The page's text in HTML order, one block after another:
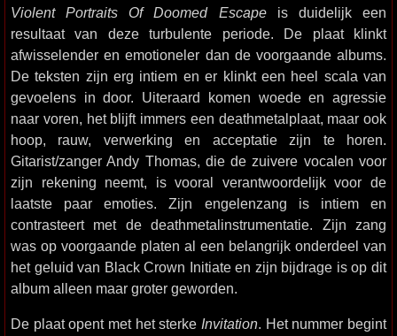
Violent Portraits Of Doomed Escapeis duidelijk een
resultaat van deze turbulente periode. De plaat klinkt
afwisselender en emotioneler dan de voorgaande albums.
De teksten zijn erg intiem en er klinkt een heel scala van
gevoelens in door. Uiteraard komen woede en agressie
naar voren, het blijft immers een deathmetalplaat, maar ook
hoop, rauw, verwerking en acceptatie zijn te horen.
Gitarist/zanger Andy Thomas, die de zuivere vocalen voor
zijn rekening neemt, is vooral verantwoordelijk voor de
laatste paar emoties. Zijn engelenzang is intiem en
contrasteert met de deathmetalinstrumentatie. Zijn zang
was op voorgaande platen al een belangrijk onderdeel van
het geluid van Black Crown Initiate en zijn bijdrage is op dit
album alleen maar groter geworden.
De plaat opent met het sterke Invitation. Het nummer begint